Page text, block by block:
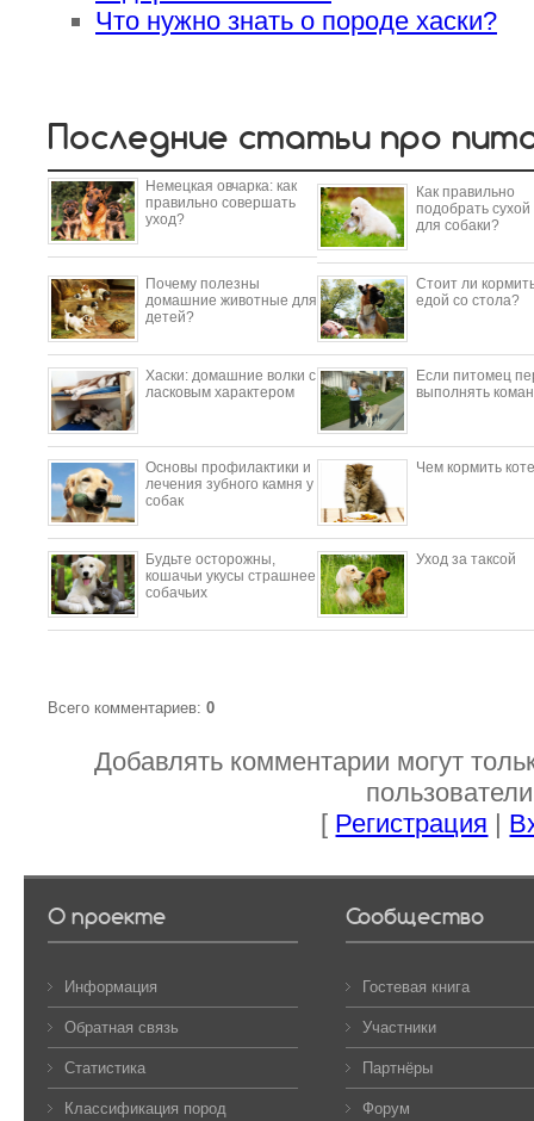
Что нужно знать о породе хаски?
Последние статьи про
Немецкая овчарка: как
правильно совершать
уход?
Как правильно
подобрать сухой
для собаки?
Почему полезны
домашние животные для
детей?
Стоит ли
едой со стола?
​Хаски: домашние волки с
ласковым характером
Если питомец
выполнять
Основы профилактики и
лечения зубного камня у
собак
Чем кормить
Будьте осторожны,
кошачьи укусы страшнее
собачьих
Уход за таксой
Всего комментариев: 0
Добавлять комментарии могут
[ Регистрация |
О проекте
Информация
Обратная связь
Статистика
Классификация пород
Сообщество
Гостевая книга
Участники
Партнёры
Форум